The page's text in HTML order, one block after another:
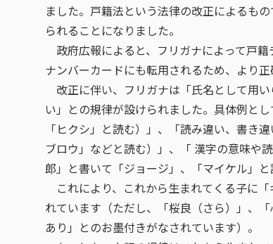
ました。戸籍法という法律の改正によるも
られることになりました。
政府広報によると、フリガナによって戸
ナンバーカードにも転用されるため、より
改正に伴い、フリガナは「氏名として用
い」との規律が設けられました。具体例と
「ヒクシ」と読む）」、「読み違い、書き
ブロウ」などと読む）」、「 漢字の意味や
郎」と書いて「ジョージ」、「マイケル」
これにより、これから生まれてくる子に
れています（ただし、「桜良（さら）」、
あり」とのお墨付きがなされています）。